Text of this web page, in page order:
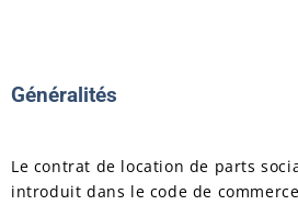
Généralités
Le contrat de location de parts
introduit dans le code de